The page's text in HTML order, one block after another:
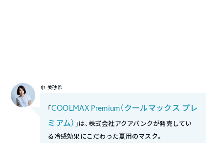
中 美砂希
「COOLMAX Premium（クールマックス プレ
ミアム） 」は、株式会社アクアバンクが発売してい
る冷感効果にこだわった夏用のマスク。